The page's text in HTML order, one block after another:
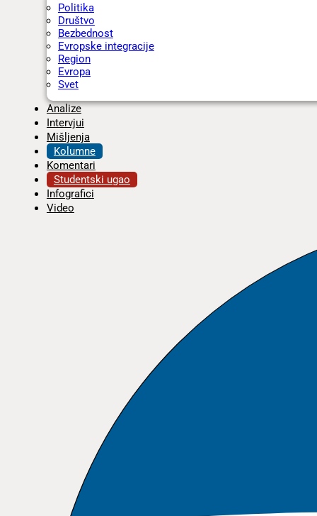
Politika
Društvo
Bezbednost
Evropske integracije
Region
Evropa
Svet
Analize
Intervjui
Mišljenja
Kolumne
Komentari
Studentski ugao
Infografici
Video